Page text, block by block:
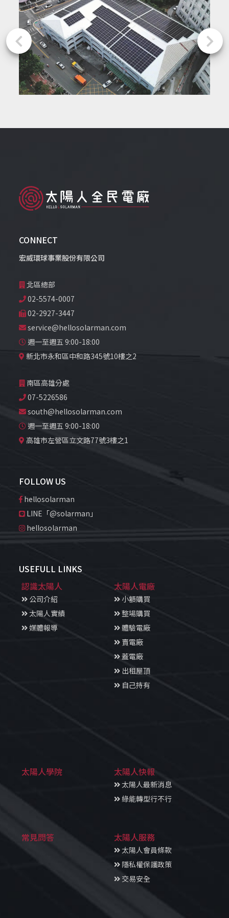
CONNECT
宏威環球事業股份有限公司
北區總部
02-5574-0007
02-2927-3447
service@hellosolarman.com
週一至週五 9:00-18:00
新北市永和區中和路345號10樓之2
南區高雄分處
07-5226586
south@hellosolarman.com
週一至週五 9:00-18:00
高雄市左營區立文路77號3樓之1
FOLLOW US
hellosolarman
LINE「@solarman」
hellosolarman
USEFULL LINKS
認識太陽人
公司介紹
太陽人實績
媒體報導
太陽人電廠
小額購買
整場購買
體驗電廠
賣電廠
蓋電廠
出租屋頂
自己持有
太陽人學院 太陽人快報
太陽人最新消息
綠能轉型行不行
常見問答 太陽人服務
太陽人會員條款
隱私權保護政策
交易安全